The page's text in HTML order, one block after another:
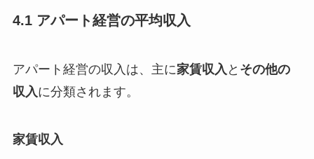
4.1 アパート経営の平均収入
アパート経営の収入は、主に家賃収入 と その他の
収入に分類されます。
家賃収入